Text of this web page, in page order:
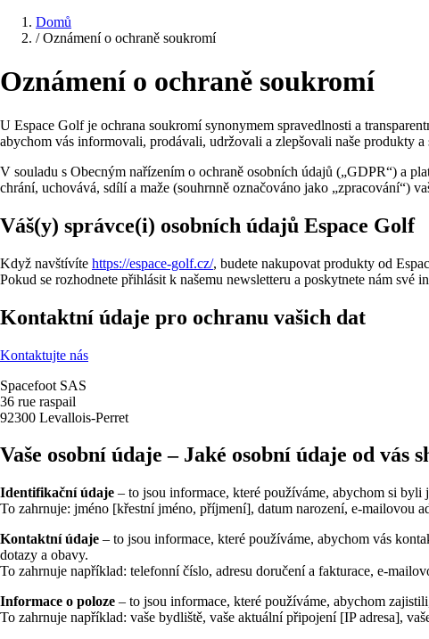
Domů
/ Oznámení o ochraně soukromí
Oznámení o ochraně soukromí
U Espace Golf je ochrana soukromí synonymem spravedlnosti a
abychom vás informovali, prodávali, udržovali a zlepšovali naše produkty a
V souladu s Obecným nařízením o ochraně osobních údajů („GDPR“) a
chrání, uchovává, sdílí a maže (souhrnně označováno jako „zpracování“)
Váš(y) správce(i) osobních údajů Espace Golf
Když navštívíte https://espace-golf.cz/, budete nakupovat produkty od
Pokud se rozhodnete přihlásit k našemu newsletteru a poskytnete nám
Kontaktní údaje pro ochranu vašich dat
Kontaktujte nás
Spacefoot SAS
36 rue raspail
92300 Levallois-Perret
Vaše osobní údaje – Jaké osobní údaje od vás
Identifikační údaje – to jsou informace, které používáme, abychom si byli
To zahrnuje: jméno [křestní jméno, příjmení], datum narození, e-mailovou
Kontaktní údaje – to jsou informace, které používáme, abychom vás
dotazy a obavy.
To zahrnuje například: telefonní číslo, adresu doručení a fakturace, e-
Informace o poloze – to jsou informace, které používáme, abychom
To zahrnuje například: vaše bydliště, vaše aktuální připojení [IP adresa],